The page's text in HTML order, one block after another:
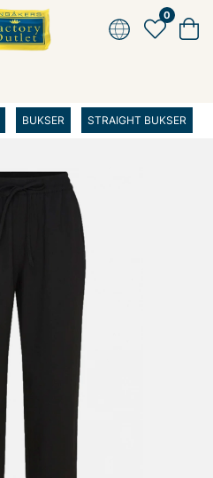
0
BUKSER STRAIGHT BUKSER